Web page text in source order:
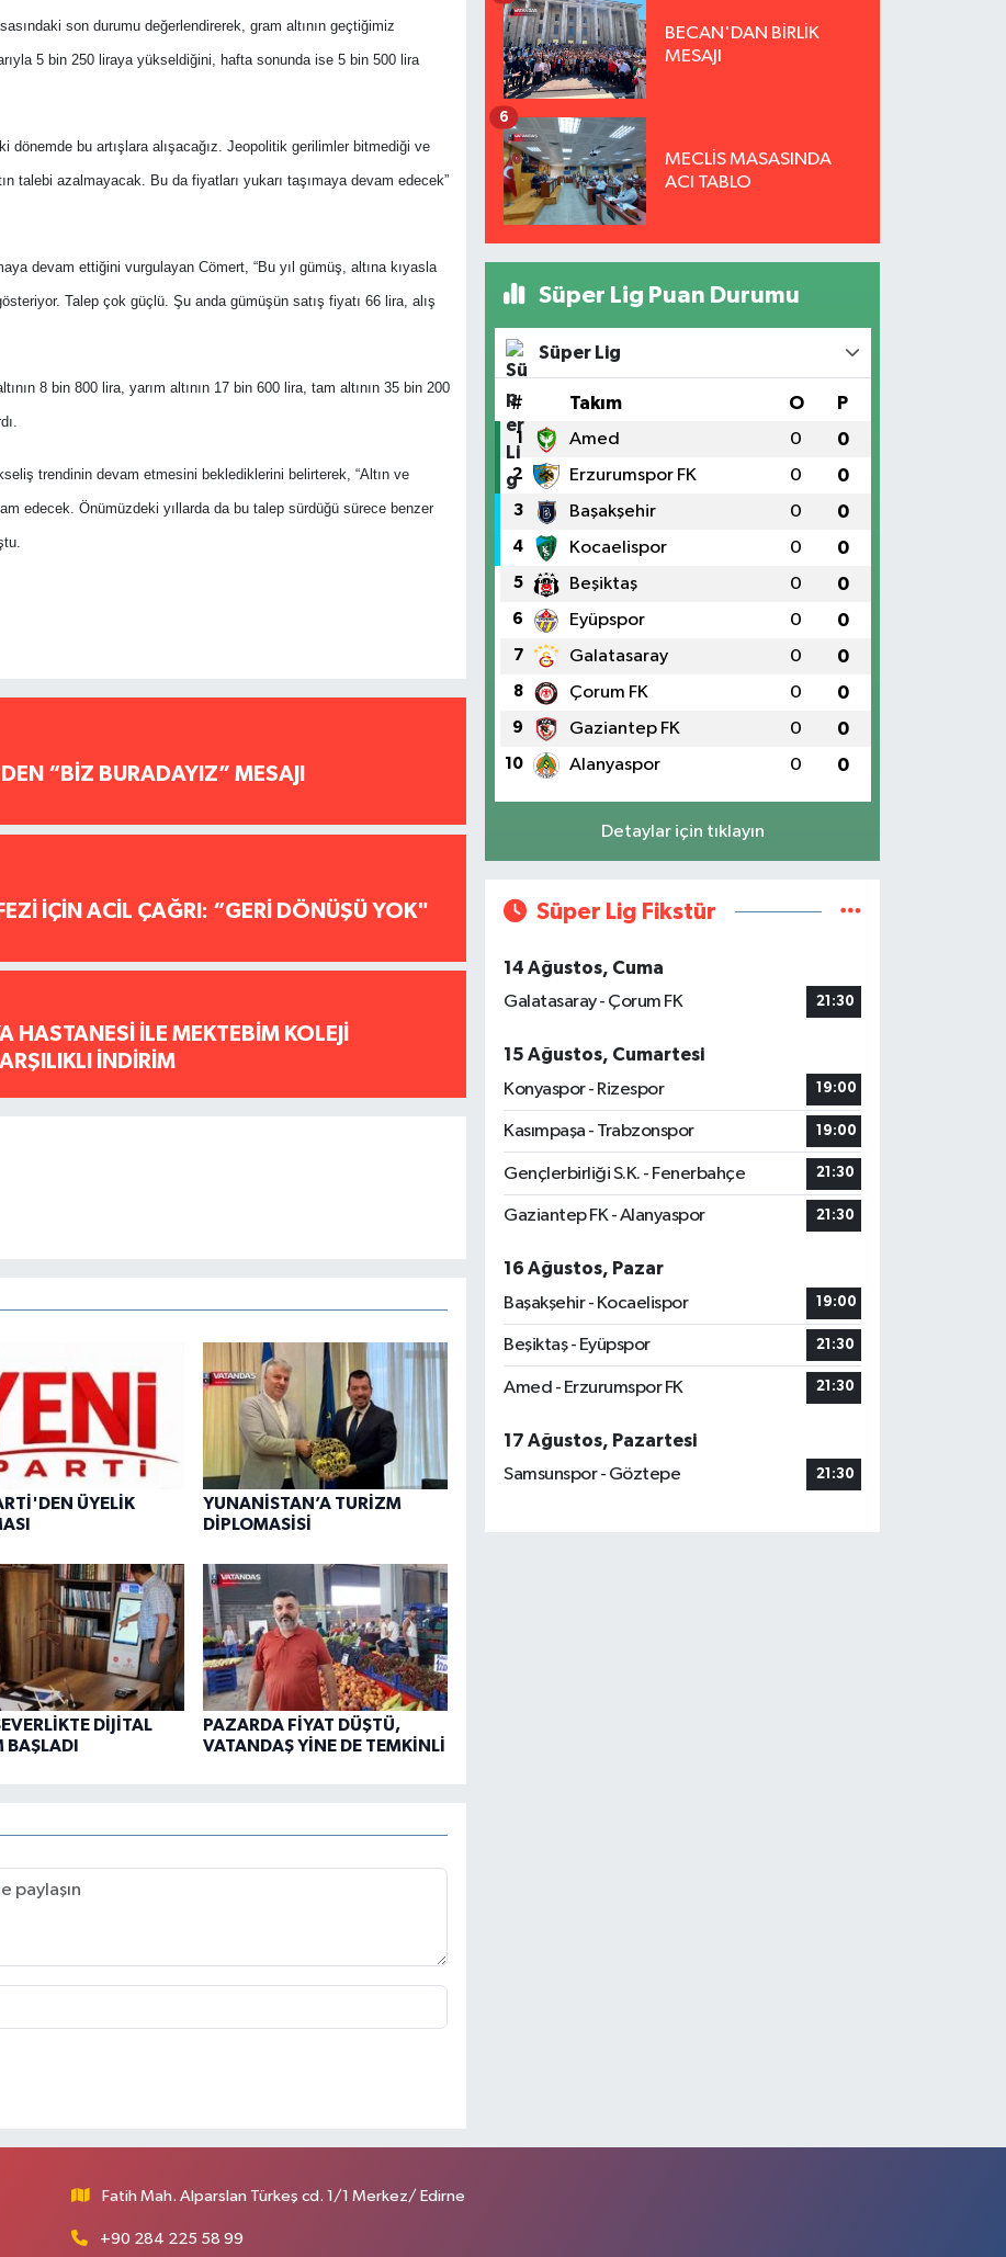
son durumu değerlendirerek, gram altının geçtiğimiz
5 bin 250 liraya yükseldiğini, hafta sonunda ise 5 bin 500 lira
dönemde bu artışlara alışacağız. Jeopolitik gerilimler bitmediği ve
talebi azalmayacak. Bu da fiyatları yukarı taşımaya devam edecek”
devam ettiğini vurgulayan Cömert, “Bu yıl gümüş, altına kıyasla
Talep çok güçlü. Şu anda gümüşün satış fiyatı 66 lira, alış
8 bin 800 lira, yarım altının 17 bin 600 lira, tam altının 35 bin 200
trendinin devam etmesini beklediklerini belirterek, “Altın ve
edecek. Önümüzdeki yıllarda da bu talep sürdüğü sürece benzer
“BİZ BURADAYIZ” MESAJI
İÇİN ACİL ÇAĞRI: “GERİ DÖNÜŞÜ YOK"
HASTANESİ İLE MEKTEBİM KOLEJİ
İNDİRİM
ÜYELİK
YUNANİSTAN’A TURİZM
DİPLOMASİSİ
DİJİTAL
BAŞLADI
PAZARDA FİYAT DÜŞTÜ,
VATANDAŞ YİNE DE TEMKİNLİ
BECAN'DAN BİRLİK
MESAJI
MECLİS MASASINDA
ACI TABLO
6
Süper Lig Puan Durumu
Süper Lig
# Takım O P
1 Amed 0 0
2 Erzurumspor FK 0 0
3 Başakşehir 0 0
4 Kocaelispor 0 0
5 Beşiktaş 0 0
6 Eyüpspor 0 0
7 Galatasaray 0 0
8 Çorum FK 0 0
9 Gaziantep FK 0 0
10 Alanyaspor 0 0
Detaylar için tıklayın
Süper Lig Fikstür
14 Ağustos, Cuma
Galatasaray - Çorum FK
21:30
15 Ağustos, Cumartesi
Konyaspor - Rizespor
19:00
Kasımpaşa - Trabzonspor 19:00
Gençlerbirliği S.K. - Fenerbahçe 21:30
Gaziantep FK - Alanyaspor 21:30
16 Ağustos, Pazar
Başakşehir - Kocaelispor
19:00
Beşiktaş - Eyüpspor 21:30
Amed - Erzurumspor FK 21:30
17 Ağustos, Pazartesi
Samsunspor - Göztepe
21:30
Fatih Mah. Alparslan Türkeş cd. 1/1 Merkez/ Edirne
+90 284 225 58 99